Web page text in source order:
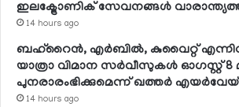
ഇലക്ട്രോണിക് സേവനങ്ങള്‍
14 hours ago
ബഹ്റൈന്‍, എര്‍ബില്‍, കുവൈറ്റ്
യാത്രാ വിമാന സര്‍വീസുകള്‍ ഓഗസ്റ്റ്
പുനരാരംഭിക്കുമെന്ന് ഖത്തര്‍
14 hours ago